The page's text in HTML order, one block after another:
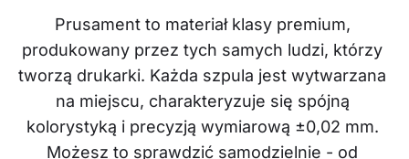
Prusament to materiał klasy premium,
produkowany przez tych samych ludzi, którzy
tworzą drukarki. Każda szpula jest wytwarzana
na miejscu, charakteryzuje się spójną
kolorystyką i precyzją wymiarową ±0,02 mm.
Możesz to sprawdzić samodzielnie - od